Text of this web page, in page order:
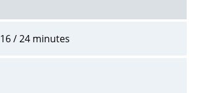
16 / 24 minutes